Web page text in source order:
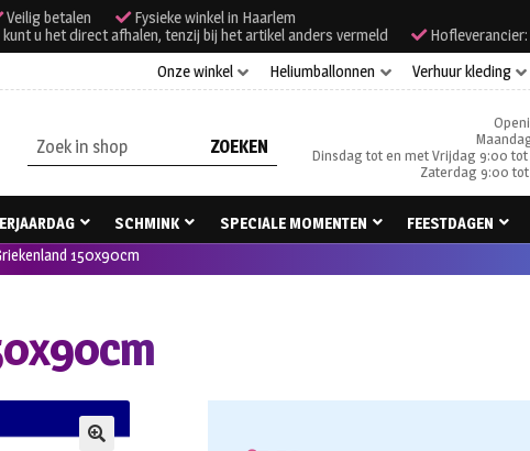
Veilig betalen
Fysieke winkel in Haarlem
u het direct afhalen, tenzij bij het artikel anders vermeld
Onze winkel
Heliumballonnen Verhuur kleding
Zoeken
naar:
Dinsdag tot en met Vrijdag 9:00
Zaterdag 9:00
SCHMINK SPECIALE MOMENTEN FEESTDAGEN
150x90cm